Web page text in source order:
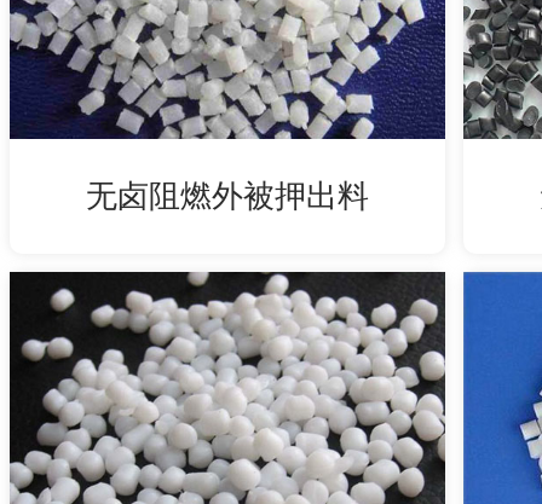
无卤阻燃外被押出料